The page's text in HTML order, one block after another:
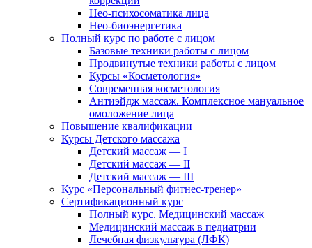
Нео-психосоматика лица
Нео-биоэнергетика
Полный курс по работе с лицом
Базовые техники работы с лицом
Продвинутые техники работы с лицом
Курсы «Косметология»
Современная косметология
Антиэйдж массаж. Комплексное мануальное
омоложение лица
Повышение квалификации
Курсы Детского массажа
Детский массаж — I
Детский массаж — II
Детский массаж — III
Курс «Персональный фитнес-тренер»
Сертификационный курс
Полный курс. Медицинский массаж
Медицинский массаж в педиатрии
Лечебная физкультура (ЛФК)